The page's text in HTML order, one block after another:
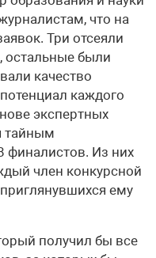
что на
Три отсеяли
были
качество
каждого
экспертных
тайным
финалистов. Из них
член конкурсной
ему
получил бы все